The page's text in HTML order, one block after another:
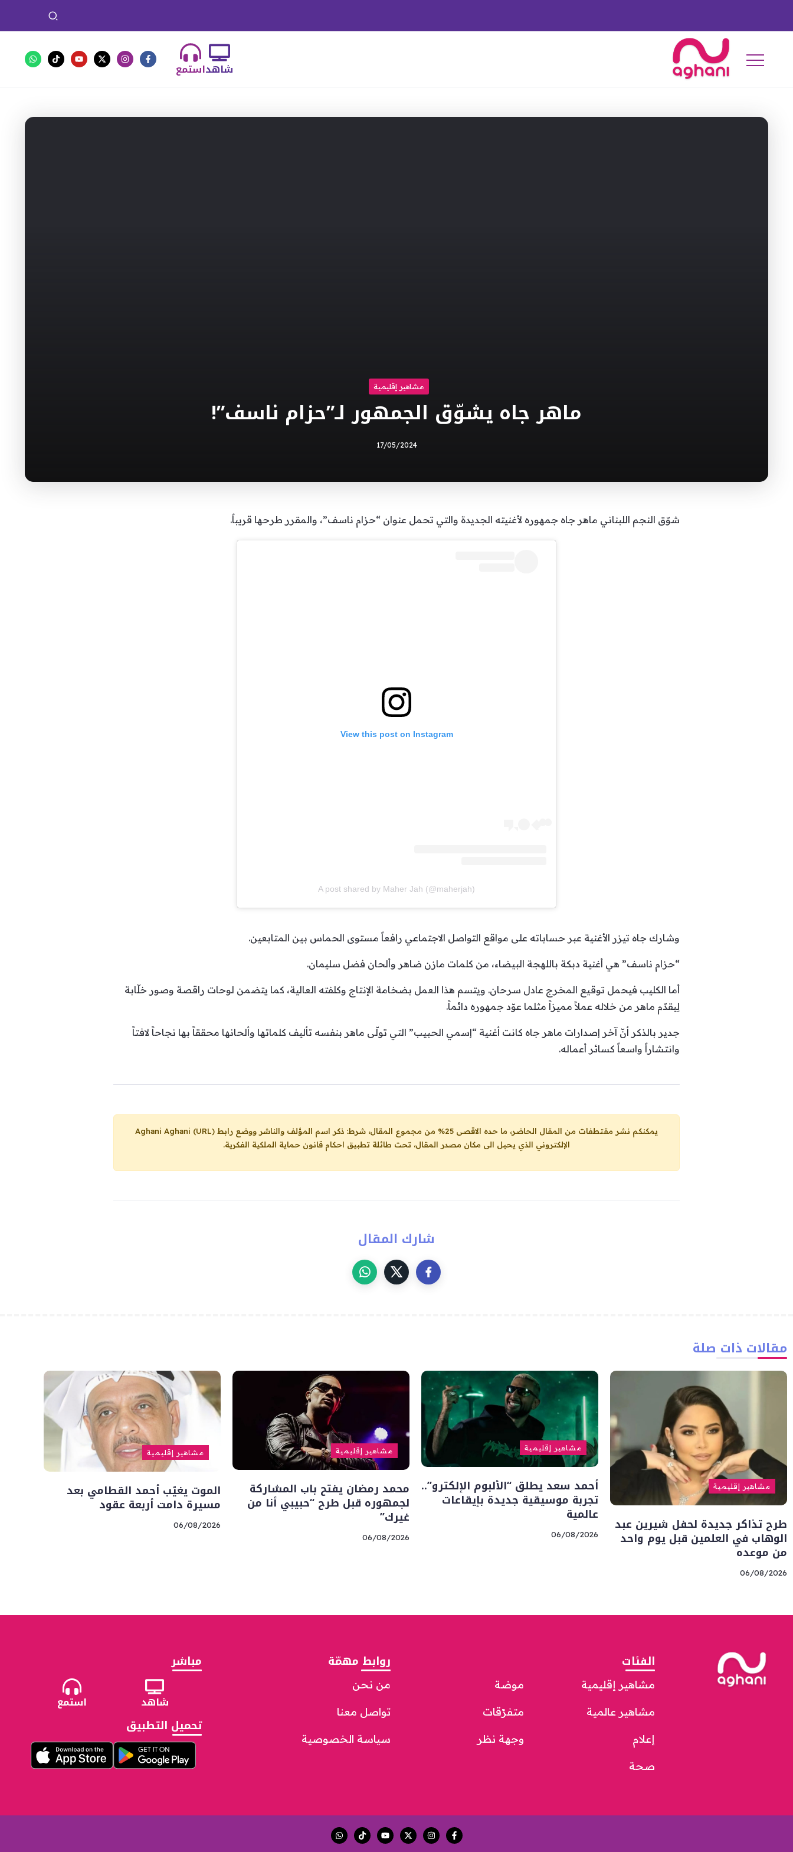
استمعشاهد
مشاهير إقليمية
ماهر جاه يشوّق الجمهور لـ”حزام ناسف”!
17/05/2024
شوّق النجم اللبناني ماهر جاه جمهوره لأغنيته الجديدة والتي تحمل عنوان “حزام ناسف”، والمقرر طرحها قريباً.
View this post on Instagram
A post shared by Maher Jah (@maherjah)
وشارك جاه تيزر الأغنية عبر حساباته على مواقع التواصل الاجتماعي رافعاً مستوى الحماس بين المتابعين.
“حزام ناسف” هي أغنية دبكة باللهجة البيضاء، من كلمات مازن ضاهر وألحان فضل سليمان.
أما الكليب فيحمل توقيع المخرج عادل سرحان. ويتسم هذا العمل بضخامة الإنتاج وكلفته العالية، كما يتضمن لوحات راقصة وصور خلّابة
لِيقدّم ماهر من خلاله عملاً مميزاً مثلما عوّد جمهوره دائماً.
جدير بالذكر أنّ آخر إصدارات ماهر جاه كانت أغنية “إسمي الحبيب” التي تولّى ماهر بنفسه تأليف كلماتها وألحانها محققاً بها نجاحاً لافتاً
وانتشاراً واسعاً كسائر أعماله.
يمكنكم نشر مقتطفات من المقال الحاضر، ما حده الاقصى 25% من مجموع المقال، شرط: ذكر اسم المؤلف والناشر ووضع رابط
Aghani Aghani (URL)
الإلكتروني الذي يحيل الى مكان مصدر المقال، تحت طائلة تطبيق احكام قانون حماية الملكية الفكرية.
شارك المقال
مقالات ذات صلة
مشاهير إقليمية
طرح تذاكر جديدة لحفل شيرين عبد
الوهاب في العلمين قبل يوم واحد
من موعده
06/08/2026
مشاهير إقليمية
أحمد سعد يطلق “الألبوم الإلكترو”..
تجربة موسيقية جديدة بإيقاعات
عالمية
06/08/2026
مشاهير إقليمية
محمد رمضان يفتح باب المشاركة
لجمهوره قبل طرح “حبيبي أنا من
غيرك”
06/08/2026
مشاهير إقليمية
الموت يغيّب أحمد القطامي بعد
مسيرة دامت أربعة عقود
06/08/2026
الفئات
مشاهير إقليمية
مشاهير عالمية
إعلام
صحة
موضة
متفرّقات
وجهة نظر
روابط مهمّة
من نحن
تواصل معنا
سياسة الخصوصية
مباشر
شاهد استمع
تحميل التطبيق